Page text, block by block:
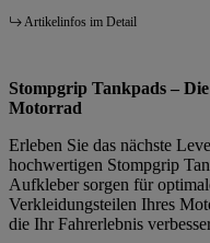
Artikelinfos im Detail
Stompgrip Tankpads –
Motorrad
Erleben Sie das nächste
hochwertigen Stompgrip
Aufkleber sorgen für
Verkleidungsteilen Ihres
die Ihr Fahrerlebnis